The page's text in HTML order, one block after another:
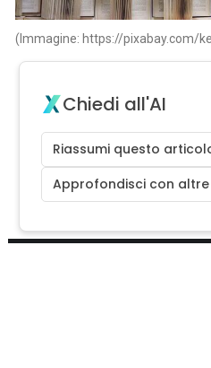
(Immagine: https://pixabay.com/
Chiedi all'AI
Riassumi questo
Approfondisci con